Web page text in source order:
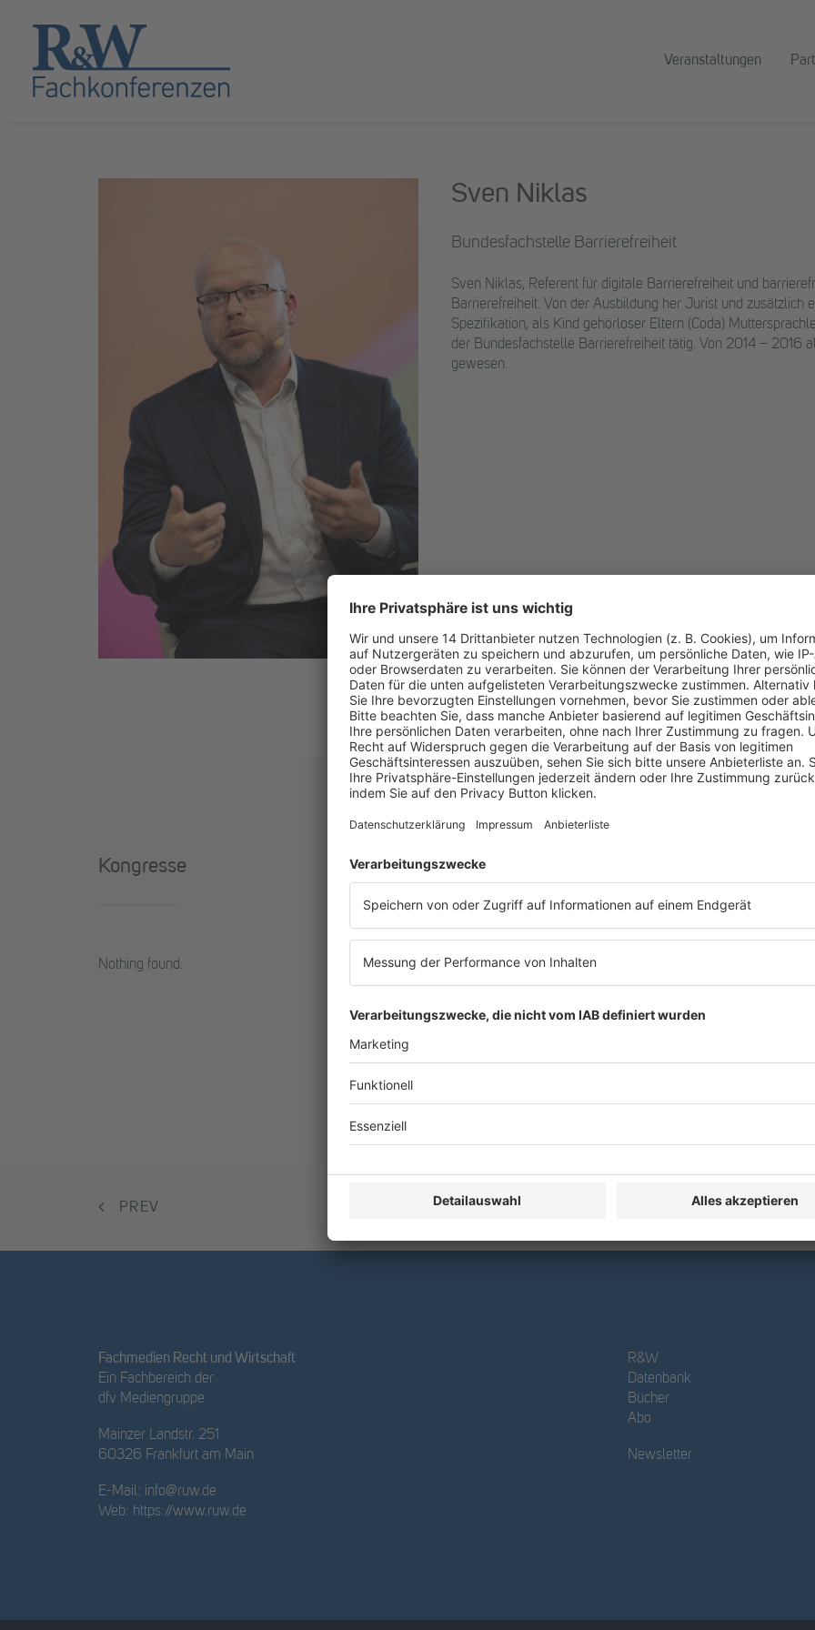
Veranstaltungen
Sven Niklas
Bundesfachstelle Barrierefreiheit
Sven Niklas, Referent für digitale Barrierefreiheit und
Barrierefreiheit. Von der Ausbildung her Jurist und zusätzlich
Spezifikation, als Kind gehörloser Eltern (Coda)
der Bundesfachstelle Barrierefreiheit tätig. Von 2014 – 2016
gewesen.
Kongresse
Nothing found.
PREV
Fachmedien Recht und Wirtschaft
Ein Fachbereich der
dfv Mediengruppe
Mainzer Landstr. 251
60326 Frankfurt am Main
E-Mail: info@ruw.de
Web: https://www.ruw.de
R&W
Datenbank
Bücher
Abo
Newsletter